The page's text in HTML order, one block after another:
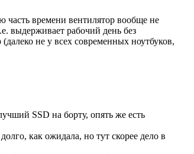
времени вентилятор вообще не
выдерживает рабочий день без
не у всех современных ноутбуков,
SSD на борту, опять же есть
как ожидала, но тут скорее дело в